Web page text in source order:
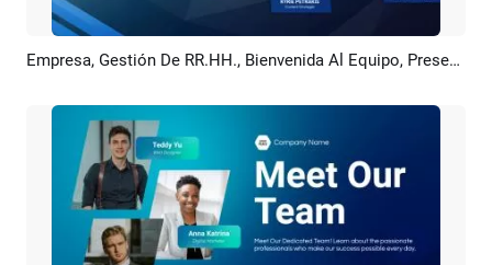
Previsualizar Crear IA Empresa, Gestión De RR.HH., Bienvenida Al Equipo, Presentación